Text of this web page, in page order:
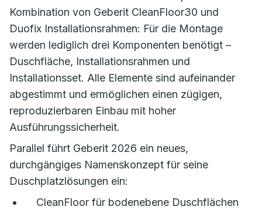
Kombination von Geberit CleanFloor30 und
Duofix Installationsrahmen: Für die Montage
werden lediglich drei Komponenten benötigt –
Duschfläche, Installationsrahmen und
Installationsset. Alle Elemente sind aufeinander
abgestimmt und ermöglichen einen zügigen,
reproduzierbaren Einbau mit hoher
Ausführungssicherheit.
Parallel führt Geberit 2026 ein neues,
durchgängiges Namenskonzept für seine
Duschplatzlösungen ein:
CleanFloor für bodenebene Duschflächen